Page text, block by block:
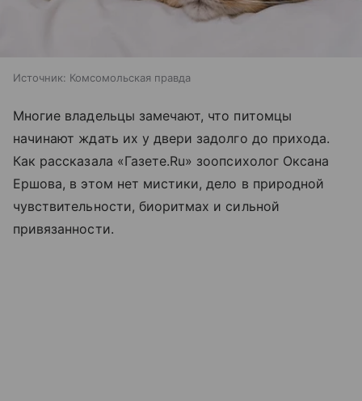
Источник: Комсомольская правда
Многие владельцы замечают, что питомцы
начинают ждать их у двери задолго до прихода.
Как рассказала «Газете.Ru» зоопсихолог Оксана
Ершова, в этом нет мистики, дело в природной
чувствительности, биоритмах и сильной
привязанности.